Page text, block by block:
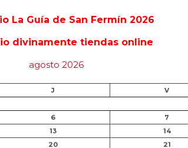
agosto 2026
J V
6 7
13 14
20 21